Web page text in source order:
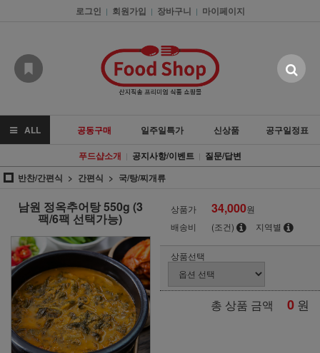
로그인 | 회원가입 | 장바구니 | 마이페이지
ALL 공동구매 일주일특가 신상품
공구일정표
푸드샵소개 | 공지사항/이벤트 | 질문/답변
반찬/간편식
간편식 국/탕/찌개류
남원 정옥추어탕 550g (3
팩/6팩 선택가능)
상품가 34,000원
배송비
(조건) 지역별
상품선택
총 상품 금액 0 원